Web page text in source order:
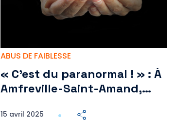
ABUS DE FAIBLESSE
« C’est du paranormal ! » : À
Amfreville-Saint-Amand,…
15 avril 2025